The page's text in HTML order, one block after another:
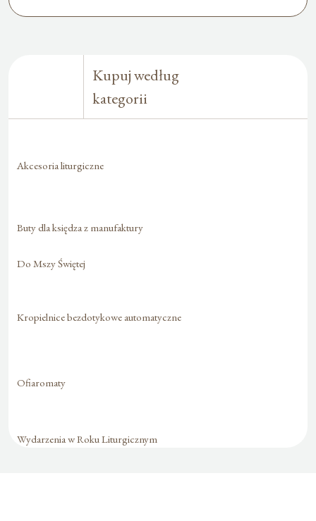
Kupuj według
kategorii
Akcesoria liturgiczne
Buty dla księdza z manufaktury
Do Mszy Świętej
Kropielnice bezdotykowe automatyczne
Ofiaromaty
Wydarzenia w Roku Liturgicznym